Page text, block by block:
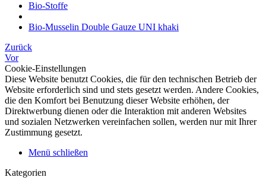
Bio-Stoffe
Bio-Musselin Double Gauze UNI khaki
Zurück
Vor
Cookie-Einstellungen
Diese Website benutzt Cookies, die für den technischen Betrieb der
Website erforderlich sind und stets gesetzt werden. Andere Cookies,
die den Komfort bei Benutzung dieser Website erhöhen, der
Direktwerbung dienen oder die Interaktion mit anderen Websites
und sozialen Netzwerken vereinfachen sollen, werden nur mit Ihrer
Zustimmung gesetzt.
Menü schließen
Kategorien